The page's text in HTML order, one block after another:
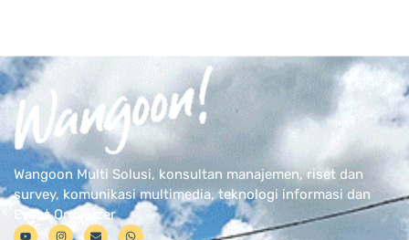
Wangoon Multi Solusi, konsultan manajemen, riset dan
survey, komunikasi multimedia, teknologi informasi dan
Event Organizer